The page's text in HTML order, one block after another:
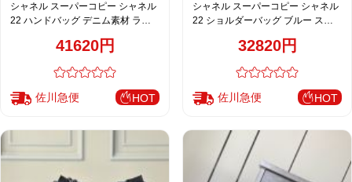
シャネル スーパーコピー シャネル
22 ハンドバッグ デニム素材 ライ
41620円
佐川急便 HOT
シャネル スーパーコピー シャネル
22 ショルダーバッグ ブルー スエ
32820円
佐川急便 HOT